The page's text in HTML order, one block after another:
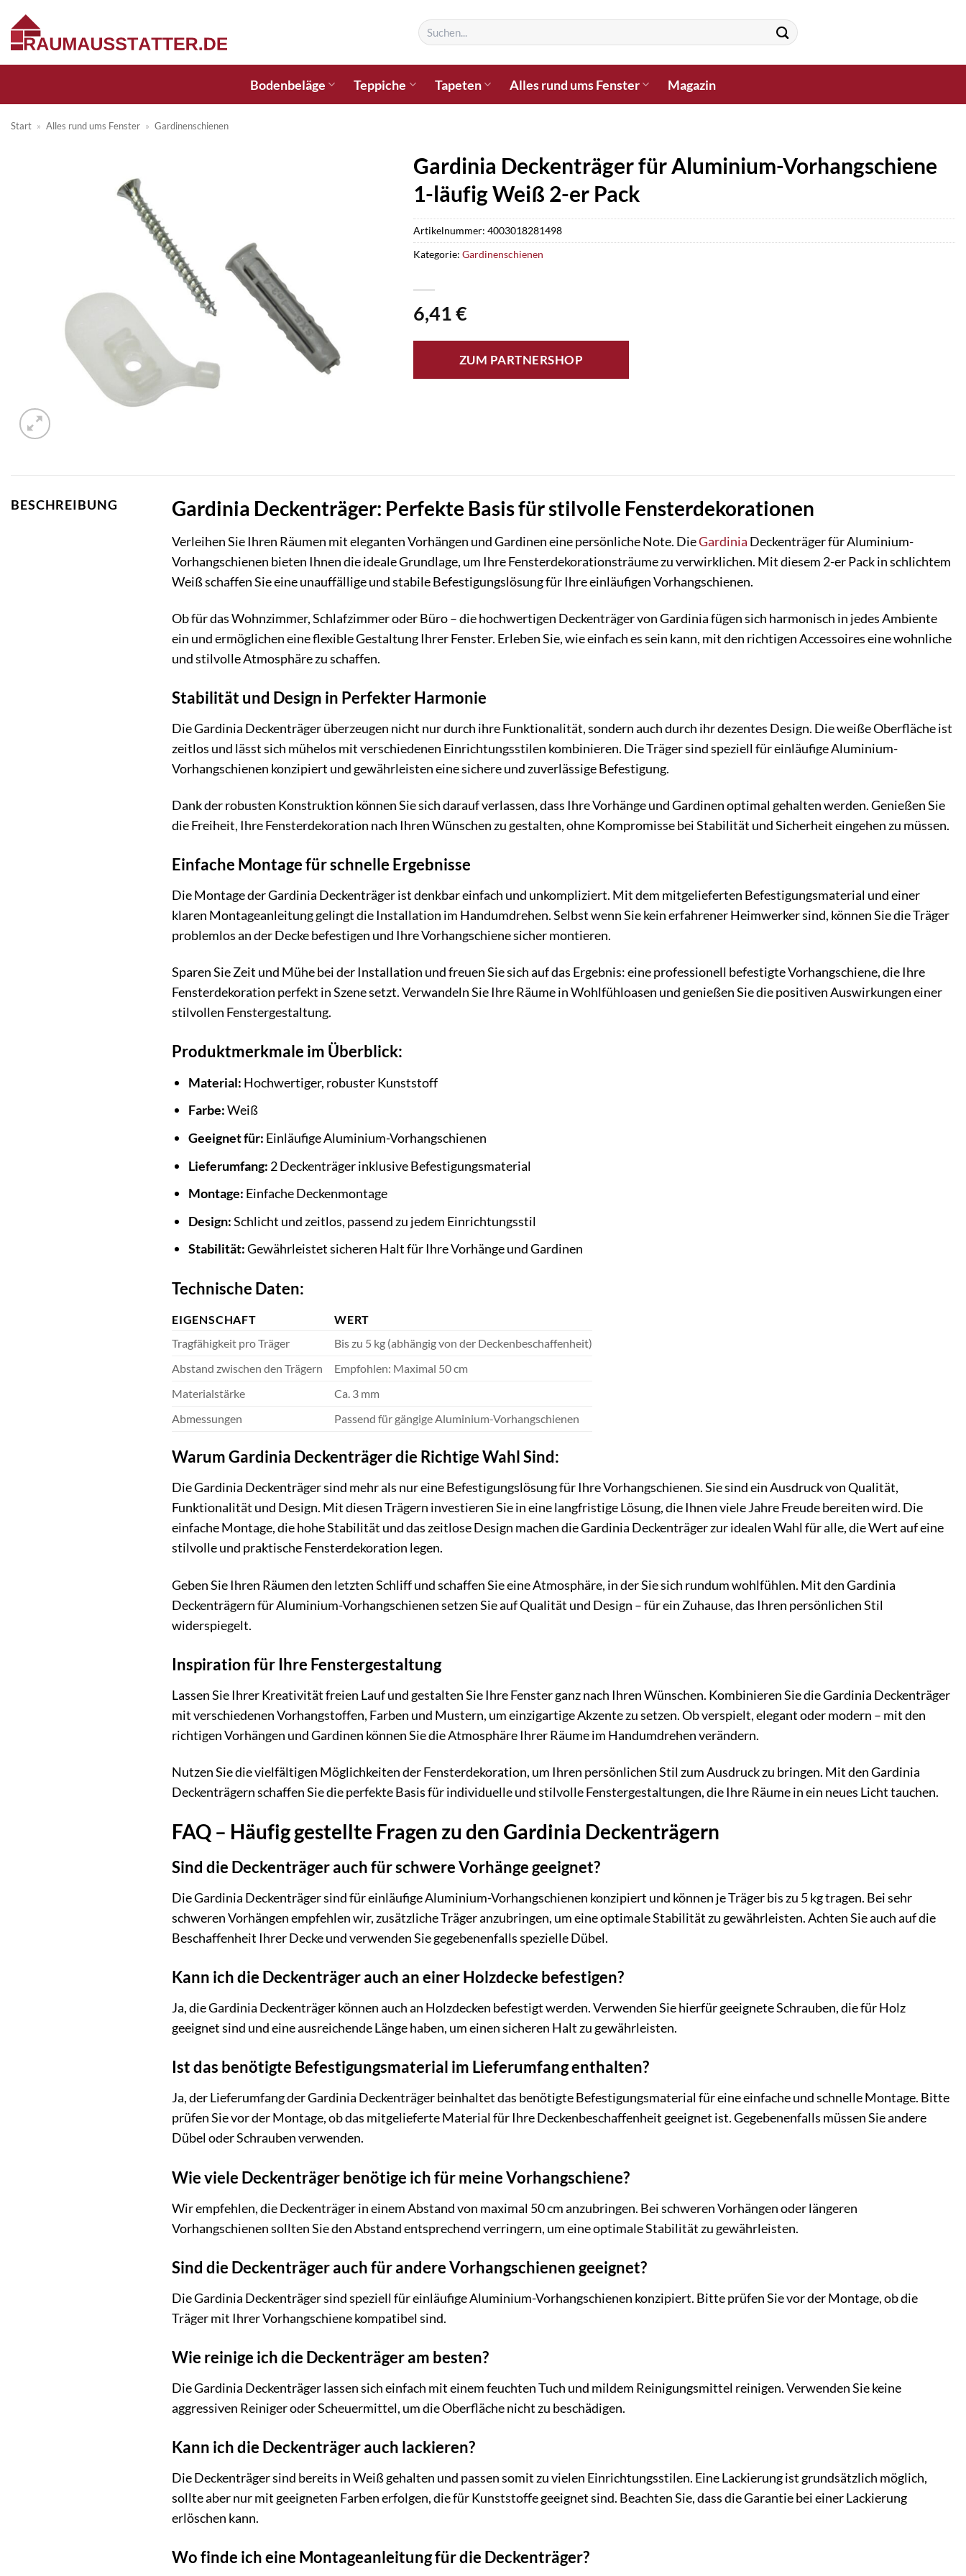
Inhalt
springen
Suchen
nach:
Bodenbeläge Teppiche Tapeten Alles rund ums Fenster Magazin
Start » Alles rund ums Fenster » Gardinenschienen
Gardinia Deckenträger für Aluminium-Vorhangschiene
1-läufig Weiß 2-er Pack
6,41€
ZUM PARTNERSHOP
Artikelnummer: 4003018281498
Kategorie: Gardinenschienen
BESCHREIBUNG Gardinia Deckenträger: Perfekte Basis für stilvolle Fensterdekorationen
Verleihen Sie Ihren Räumen mit eleganten Vorhängen und Gardinen eine persönliche Note. DieGardinia Deckenträger für Aluminium-
Vorhangschienen bieten Ihnen die ideale Grundlage, um Ihre Fensterdekorationsträume zu verwirklichen. Mit diesem 2-er Pack in schlichtem
Weiß schaffen Sie eine unauffällige und stabile Befestigungslösung für Ihre einläufigen Vorhangschienen.
Ob für das Wohnzimmer, Schlafzimmer oder Büro – die hochwertigen Deckenträger von Gardinia fügen sich harmonisch in jedes Ambiente
ein und ermöglichen eine flexible Gestaltung Ihrer Fenster. Erleben Sie, wie einfach es sein kann, mit den richtigen Accessoires eine wohnliche
und stilvolle Atmosphäre zu schaffen.
Stabilität und Design in Perfekter Harmonie
Die Gardinia Deckenträger überzeugen nicht nur durch ihre Funktionalität, sondern auch durch ihr dezentes Design. Die weiße Oberfläche ist
zeitlos und lässt sich mühelos mit verschiedenen Einrichtungsstilen kombinieren. Die Träger sind speziell für einläufige Aluminium-
Vorhangschienen konzipiert und gewährleisten eine sichere und zuverlässige Befestigung.
Dank der robusten Konstruktion können Sie sich darauf verlassen, dass Ihre Vorhänge und Gardinen optimal gehalten werden. Genießen Sie
die Freiheit, Ihre Fensterdekoration nach Ihren Wünschen zu gestalten, ohne Kompromisse bei Stabilität und Sicherheit eingehen zu müssen.
Einfache Montage für schnelle Ergebnisse
Die Montage der Gardinia Deckenträger ist denkbar einfach und unkompliziert. Mit dem mitgelieferten Befestigungsmaterial und einer
klaren Montageanleitung gelingt die Installation im Handumdrehen. Selbst wenn Sie kein erfahrener Heimwerker sind, können Sie die Träger
problemlos an der Decke befestigen und Ihre Vorhangschiene sicher montieren.
Sparen Sie Zeit und Mühe bei der Installation und freuen Sie sich auf das Ergebnis: eine professionell befestigte Vorhangschiene, die Ihre
Fensterdekoration perfekt in Szene setzt. Verwandeln Sie Ihre Räume in Wohlfühloasen und genießen Sie die positiven Auswirkungen einer
stilvollen Fenstergestaltung.
Produktmerkmale im Überblick:
Material: Hochwertiger, robuster Kunststoff
Farbe:Weiß
Geeignet für: Einläufige Aluminium-Vorhangschienen
Lieferumfang: 2 Deckenträger inklusive Befestigungsmaterial
Montage: Einfache Deckenmontage
Design:Schlicht und zeitlos, passend zu jedem Einrichtungsstil
Stabilität:Gewährleistet sicheren Halt für Ihre Vorhänge und Gardinen
Technische Daten:
EIGENSCHAFT
WERT
Tragfähigkeit pro Träger
Bis zu 5 kg (abhängig von der Deckenbeschaffenheit)
Abstand zwischen den Trägern
Empfohlen: Maximal 50 cm
Materialstärke
Ca. 3 mm
Abmessungen
Passend für gängige Aluminium-Vorhangschienen
Warum Gardinia Deckenträger die Richtige Wahl Sind:
Die Gardinia Deckenträger sind mehr als nur eine Befestigungslösung für Ihre Vorhangschienen. Sie sind ein Ausdruck von Qualität,
Funktionalität und Design. Mit diesen Trägern investieren Sie in eine langfristige Lösung, die Ihnen viele Jahre Freude bereiten wird. Die
einfache Montage, die hohe Stabilität und das zeitlose Design machen die Gardinia Deckenträger zur idealen Wahl für alle, die Wert auf eine
stilvolle und praktische Fensterdekoration legen.
Geben Sie Ihren Räumen den letzten Schliff und schaffen Sie eine Atmosphäre, in der Sie sich rundum wohlfühlen. Mit den Gardinia
Deckenträgern für Aluminium-Vorhangschienen setzen Sie auf Qualität und Design – für ein Zuhause, das Ihren persönlichen Stil
widerspiegelt.
Inspiration für Ihre Fenstergestaltung
Lassen Sie Ihrer Kreativität freien Lauf und gestalten Sie Ihre Fenster ganz nach Ihren Wünschen. Kombinieren Sie die Gardinia Deckenträger
mit verschiedenen Vorhangstoffen, Farben und Mustern, um einzigartige Akzente zu setzen. Ob verspielt, elegant oder modern – mit den
richtigen Vorhängen und Gardinen können Sie die Atmosphäre Ihrer Räume im Handumdrehen verändern.
Nutzen Sie die vielfältigen Möglichkeiten der Fensterdekoration, um Ihren persönlichen Stil zum Ausdruck zu bringen. Mit den Gardinia
Deckenträgern schaffen Sie die perfekte Basis für individuelle und stilvolle Fenstergestaltungen, die Ihre Räume in ein neues Licht tauchen.
FAQ – Häufig gestellte Fragen zu den Gardinia Deckenträgern
Sind die Deckenträger auch für schwere Vorhänge geeignet?
Die Gardinia Deckenträger sind für einläufige Aluminium-Vorhangschienen konzipiert und können je Träger bis zu 5 kg tragen. Bei sehr
schweren Vorhängen empfehlen wir, zusätzliche Träger anzubringen, um eine optimale Stabilität zu gewährleisten. Achten Sie auch auf die
Beschaffenheit Ihrer Decke und verwenden Sie gegebenenfalls spezielle Dübel.
Kann ich die Deckenträger auch an einer Holzdecke befestigen?
Ja, die Gardinia Deckenträger können auch an Holzdecken befestigt werden. Verwenden Sie hierfür geeignete Schrauben, die für Holz
geeignet sind und eine ausreichende Länge haben, um einen sicheren Halt zu gewährleisten.
Ist das benötigte Befestigungsmaterial im Lieferumfang enthalten?
Ja, der Lieferumfang der Gardinia Deckenträger beinhaltet das benötigte Befestigungsmaterial für eine einfache und schnelle Montage. Bitte
prüfen Sie vor der Montage, ob das mitgelieferte Material für Ihre Deckenbeschaffenheit geeignet ist. Gegebenenfalls müssen Sie andere
Dübel oder Schrauben verwenden.
Wie viele Deckenträger benötige ich für meine Vorhangschiene?
Wir empfehlen, die Deckenträger in einem Abstand von maximal 50 cm anzubringen. Bei schweren Vorhängen oder längeren
Vorhangschienen sollten Sie den Abstand entsprechend verringern, um eine optimale Stabilität zu gewährleisten.
Sind die Deckenträger auch für andere Vorhangschienen geeignet?
Die Gardinia Deckenträger sind speziell für einläufige Aluminium-Vorhangschienen konzipiert. Bitte prüfen Sie vor der Montage, ob die
Träger mit Ihrer Vorhangschiene kompatibel sind.
Wie reinige ich die Deckenträger am besten?
Die Gardinia Deckenträger lassen sich einfach mit einem feuchten Tuch und mildem Reinigungsmittel reinigen. Verwenden Sie keine
aggressiven Reiniger oder Scheuermittel, um die Oberfläche nicht zu beschädigen.
Kann ich die Deckenträger auch lackieren?
Die Deckenträger sind bereits in Weiß gehalten und passen somit zu vielen Einrichtungsstilen. Eine Lackierung ist grundsätzlich möglich,
sollte aber nur mit geeigneten Farben erfolgen, die für Kunststoffe geeignet sind. Beachten Sie, dass die Garantie bei einer Lackierung
erlöschen kann.
Wo finde ich eine Montageanleitung für die Deckenträger?